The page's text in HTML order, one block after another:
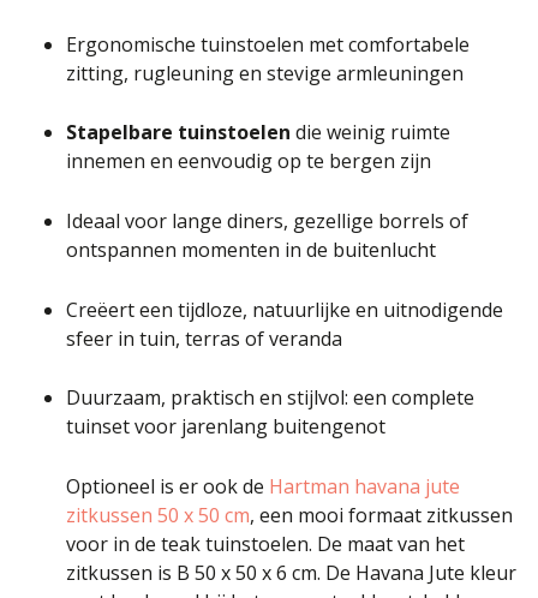
Ergonomische tuinstoelen met comfortabele
zitting, rugleuning en stevige armleuningen
Stapelbare tuinstoelen die weinig ruimte
innemen en eenvoudig op te bergen zijn
Ideaal voor lange diners, gezellige borrels of
ontspannen momenten in de buitenlucht
Creëert een tijdloze, natuurlijke en uitnodigende
sfeer in tuin, terras of veranda
Duurzaam, praktisch en stijlvol: een complete
tuinset voor jarenlang buitengenot
Optioneel is er ook de Hartman havana jute
zitkussen 50 x 50 cm, een mooi formaat zitkussen
voor in de teak tuinstoelen. De maat van het
zitkussen is B 50 x 50 x 6 cm. De Havana Jute kleur